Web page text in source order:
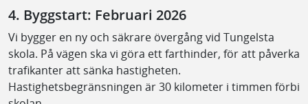
4. Byggstart: Februari 2026
Vi bygger en ny och säkrare övergång vid Tungelsta
skola. På vägen ska vi göra ett farthinder, för att påverka
trafikanter att sänka hastigheten.
Hastighetsbegränsningen är 30 kilometer i timmen förbi